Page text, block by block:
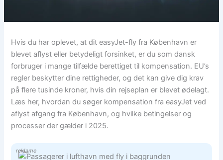
Hvis du har oplevet, at dit easyJet-fly fra København er
blevet aflyst eller betydeligt forsinket, er du som dansk
forbruger i mange tilfælde berettiget til kompensation. EU’s
regler beskytter dine rettigheder, og det kan give dig krav
på flere tusinde kroner, hvis din rejseplan er blevet ødelagt.
Læs her, hvordan du søger kompensation fra easyJet ved
aflyst afgang fra København, og hvilke betingelser og
processer der gælder i 2025.
reklame